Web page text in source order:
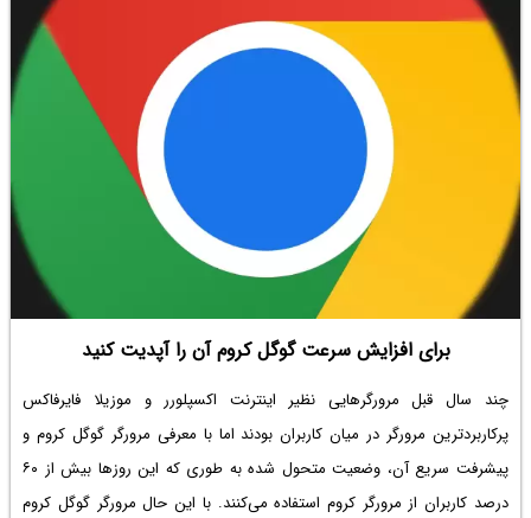
برای افزایش سرعت گوگل کروم آن را آپدیت کنید
چند سال قبل مرورگرهایی نظیر اینترنت اکسپلورر و موزیلا فایرفاکس
پرکاربردترین مرورگر در میان کاربران بودند اما با معرفی مرورگر گوگل کروم و
پیشرفت سریع آن، وضعیت متحول شده به طوری که این روزها بیش از ۶۰
درصد کاربران از مرورگر کروم استفاده می‌کنند. با این حال مرورگر گوگل کروم